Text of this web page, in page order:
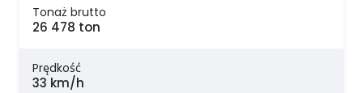
Tonaż brutto
26 478 ton
Prędkość
33 km/h